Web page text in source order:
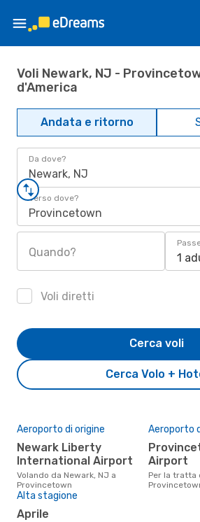
Voli Newark, NJ -
d'America
Andata e ritorno
Da dove?
Newark, NJ
Verso dove?
Provincetown
Quando? 1
Voli diretti
Cerca Volo +
Cerca voli
Aeroporto di origine
Newark Liberty
International Airport
Volando da Newark, NJ a
Provincetown
Aeroporto
Provincetown Municipal
Airport
Per la tratta da Newark, NJ a
Alta stagione
aprile